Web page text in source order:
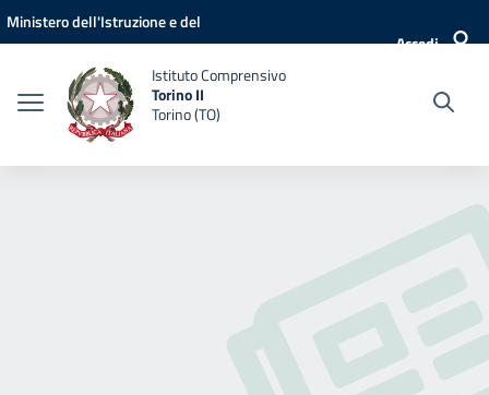
Vai ai contenuti
Vai al menu di navigazione
Vai al footer
Ministero dell'Istruzione e del
Accedi
Istituto Comprensivo
Torino II
Torino (TO)